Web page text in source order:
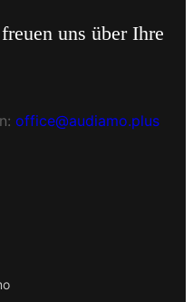
uns über Ihre
office@audiamo.plus